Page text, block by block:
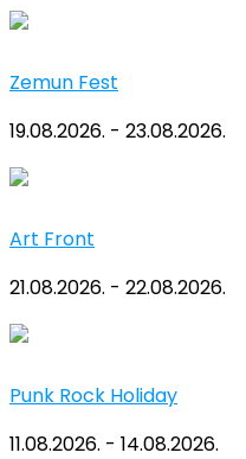
Zemun Fest
19.08.2026. - 23.08.2026.
Art Front
21.08.2026. - 22.08.2026.
Punk Rock Holiday
11.08.2026. - 14.08.2026.